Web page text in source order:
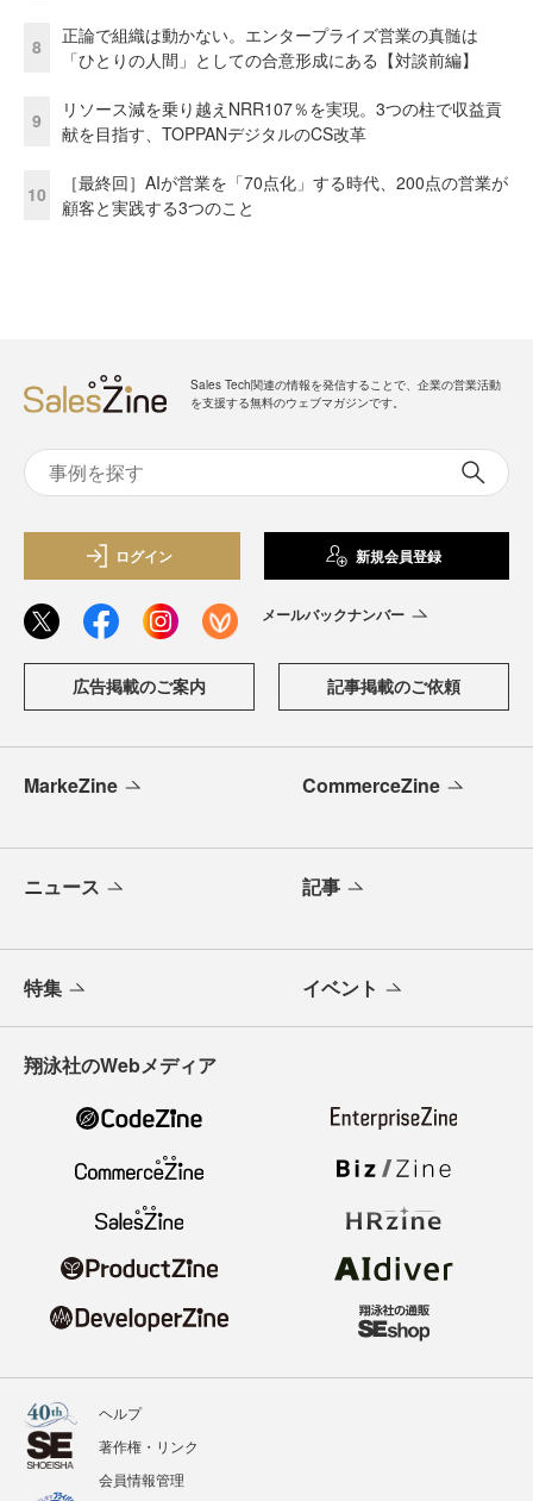
8
正論で組織は動かない。エンタープライズ営業の真髄は
「ひとりの人間」としての合意形成にある【対談前編】
9
リソース減を乗り越えNRR107％を実現。3つの柱で収益貢
献を目指す、TOPPANデジタルのCS改革
10
［最終回］AIが営業を「70点化」する時代、200点の営業が
顧客と実践する3つのこと
Sales Tech関連の情報を発信することで、企業の営業活動
を支援する無料のウェブマガジンです。
ログイン 新規会員登録
メールバックナンバー
広告掲載のご案内 記事掲載のご依頼
MarkeZine CommerceZine
ニュース 記事
特集 イベント
翔泳社のWebメディア
ヘルプ
著作権・リンク
会員情報管理